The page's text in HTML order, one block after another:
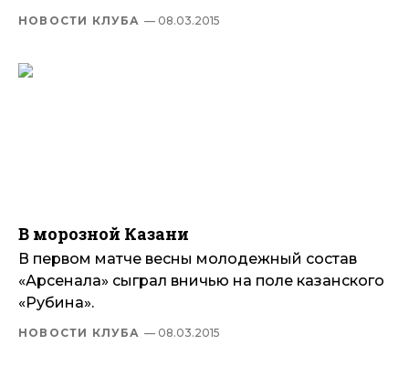
НОВОСТИ КЛУБА — 08.03.2015
В морозной Казани
В первом матче весны молодежный состав
«Арсенала» сыграл вничью на поле казанского
«Рубина».
НОВОСТИ КЛУБА — 08.03.2015